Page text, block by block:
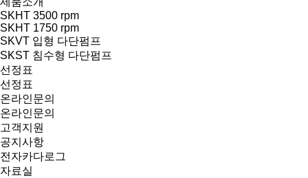
SKHT 3500 rpm
SKHT 1750 rpm
SKVT 입형 다단펌프
SKST 침수형 다단펌프
선정표
선정표
온라인문의
온라인문의
고객지원
공지사항
전자카다로그
자료실